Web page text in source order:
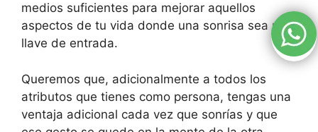
medios suficientes para mejorar aquellos
aspectos de tu vida donde una sonrisa sea una
llave de entrada.
Queremos que, adicionalmente a todos los
atributos que tienes como persona, tengas una
ventaja adicional cada vez que sonrías y que